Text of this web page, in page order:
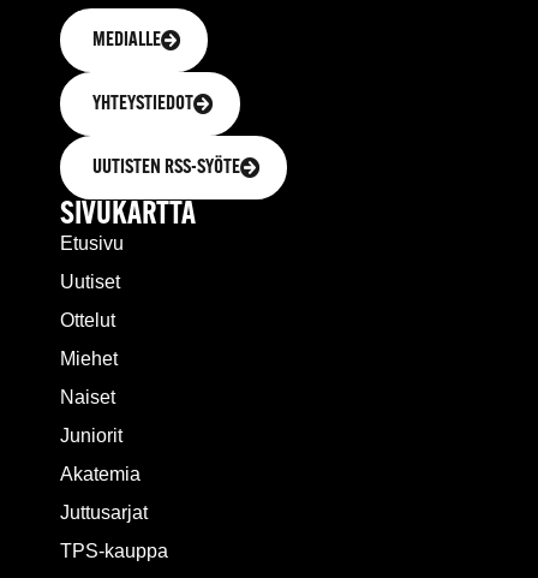
MEDIALLE
YHTEYSTIEDOT
UUTISTEN RSS-SYÖTE
SIVUKARTTA
Etusivu
Uutiset
Ottelut
Miehet
Naiset
Juniorit
Akatemia
Juttusarjat
TPS-kauppa